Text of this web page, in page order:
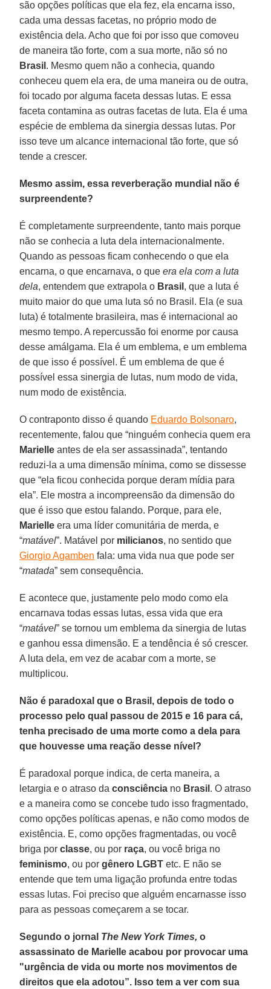
são opções políticas que ela fez, ela encarna isso,
cada uma dessas facetas, no próprio modo de
existência dela. Acho que foi por isso que comoveu
de maneira tão forte, com a sua morte, não só no
Brasil . Mesmo quem não a conhecia, quando
conheceu quem ela era, de uma maneira ou de outra,
foi tocado por alguma faceta dessas lutas. E essa
faceta contamina as outras facetas de luta. Ela é uma
espécie de emblema da sinergia dessas lutas. Por
isso teve um alcance internacional tão forte, que só
tende a crescer.
Mesmo assim, essa reverberação mundial não é
surpreendente?
É completamente surpreendente, tanto mais porque
não se conhecia a luta dela internacionalmente.
Quando as pessoas ficam conhecendo o que ela
encarna, o que encarnava, o queera ela com a luta
dela, entendem que extrapola o Brasil , que a luta é
muito maior do que uma luta só no Brasil. Ela (e sua
luta) é totalmente brasileira, mas é internacional ao
mesmo tempo. A repercussão foi enorme por causa
desse amálgama. Ela é um emblema, e um emblema
de que isso é possível. É um emblema de que é
possível essa sinergia de lutas, num modo de vida,
num modo de existência.
O contraponto disso é quando Eduardo Bolsonaro,
recentemente, falou que “ninguém conhecia quem era
Marielle antes de ela ser assassinada”, tentando
reduzi-la a uma dimensão mínima, como se dissesse
que “ela ficou conhecida porque deram mídia para
ela”. Ele mostra a incompreensão da dimensão do
que é isso que estou falando. Porque, para ele,
Marielle era uma líder comunitária de merda, e
“matável”. Matável por milicianos, no sentido que
Giorgio Agamben fala: uma vida nua que pode ser
“matada” sem consequência.
E acontece que, justamente pelo modo como ela
encarnava todas essas lutas, essa vida que era
“matável” se tornou um emblema da sinergia de lutas
e ganhou essa dimensão. E a tendência é só crescer.
A luta dela, em vez de acabar com a morte, se
multiplicou.
Não é paradoxal que o Brasil, depois de todo o
processo pelo qual passou de 2015 e 16 para cá,
tenha precisado de uma morte como a dela para
que houvesse uma reação desse nível?
É paradoxal porque indica, de certa maneira, a
letargia e o atraso daconsciência no Brasil . O atraso
e a maneira como se concebe tudo isso fragmentado,
como opções políticas apenas, e não como modos de
existência. E, como opções fragmentadas, ou você
briga porclasse, ou por raça, ou você briga no
feminismo, ou porgênero LGBT etc. E não se
entende que tem uma ligação profunda entre todas
essas lutas. Foi preciso que alguém encarnasse isso
para as pessoas começarem a se tocar.
Segundo o jornal The New York Times,o
assassinato de Marielle acabou por provocar uma
"urgência de vida ou morte nos movimentos de
direitos que ela adotou”. Isso tem a ver com sua